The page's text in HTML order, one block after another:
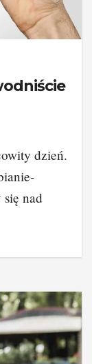
dzień.
nad